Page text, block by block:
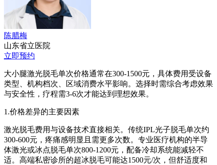
陈腊梅
山东省立医院
立即预约
大小腿激光脱毛单次价格通常在300-1500元，具体费用受设备
类型、机构档次、区域消费水平影响。选择时需综合考虑效果
与安全性，疗程需3-6次才能达到理想效果。
1.价格差异的主要因素
激光脱毛费用与设备技术直接相关。传统IPL光子脱毛单次约
300-600元，疼痛感明显且需更多次数。专业医疗机构的半导
体激光或冰点脱毛单次800-1200元，配备冷却系统能减轻不
适。高端私密诊所的超冰脱毛可能达1500元/次，但舒适度和